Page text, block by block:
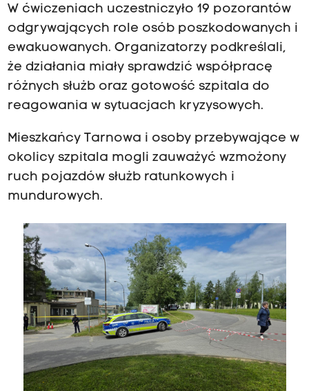
W ćwiczeniach uczestniczyło 19 pozorantów
odgrywających role osób poszkodowanych i
ewakuowanych. Organizatorzy podkreślali,
że działania miały sprawdzić współpracę
różnych służb oraz gotowość szpitala do
reagowania w sytuacjach kryzysowych.
Mieszkańcy Tarnowa i osoby przebywające w
okolicy szpitala mogli zauważyć wzmożony
ruch pojazdów służb ratunkowych i
mundurowych.